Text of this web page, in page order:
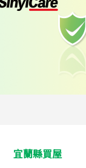
宜蘭縣買屋